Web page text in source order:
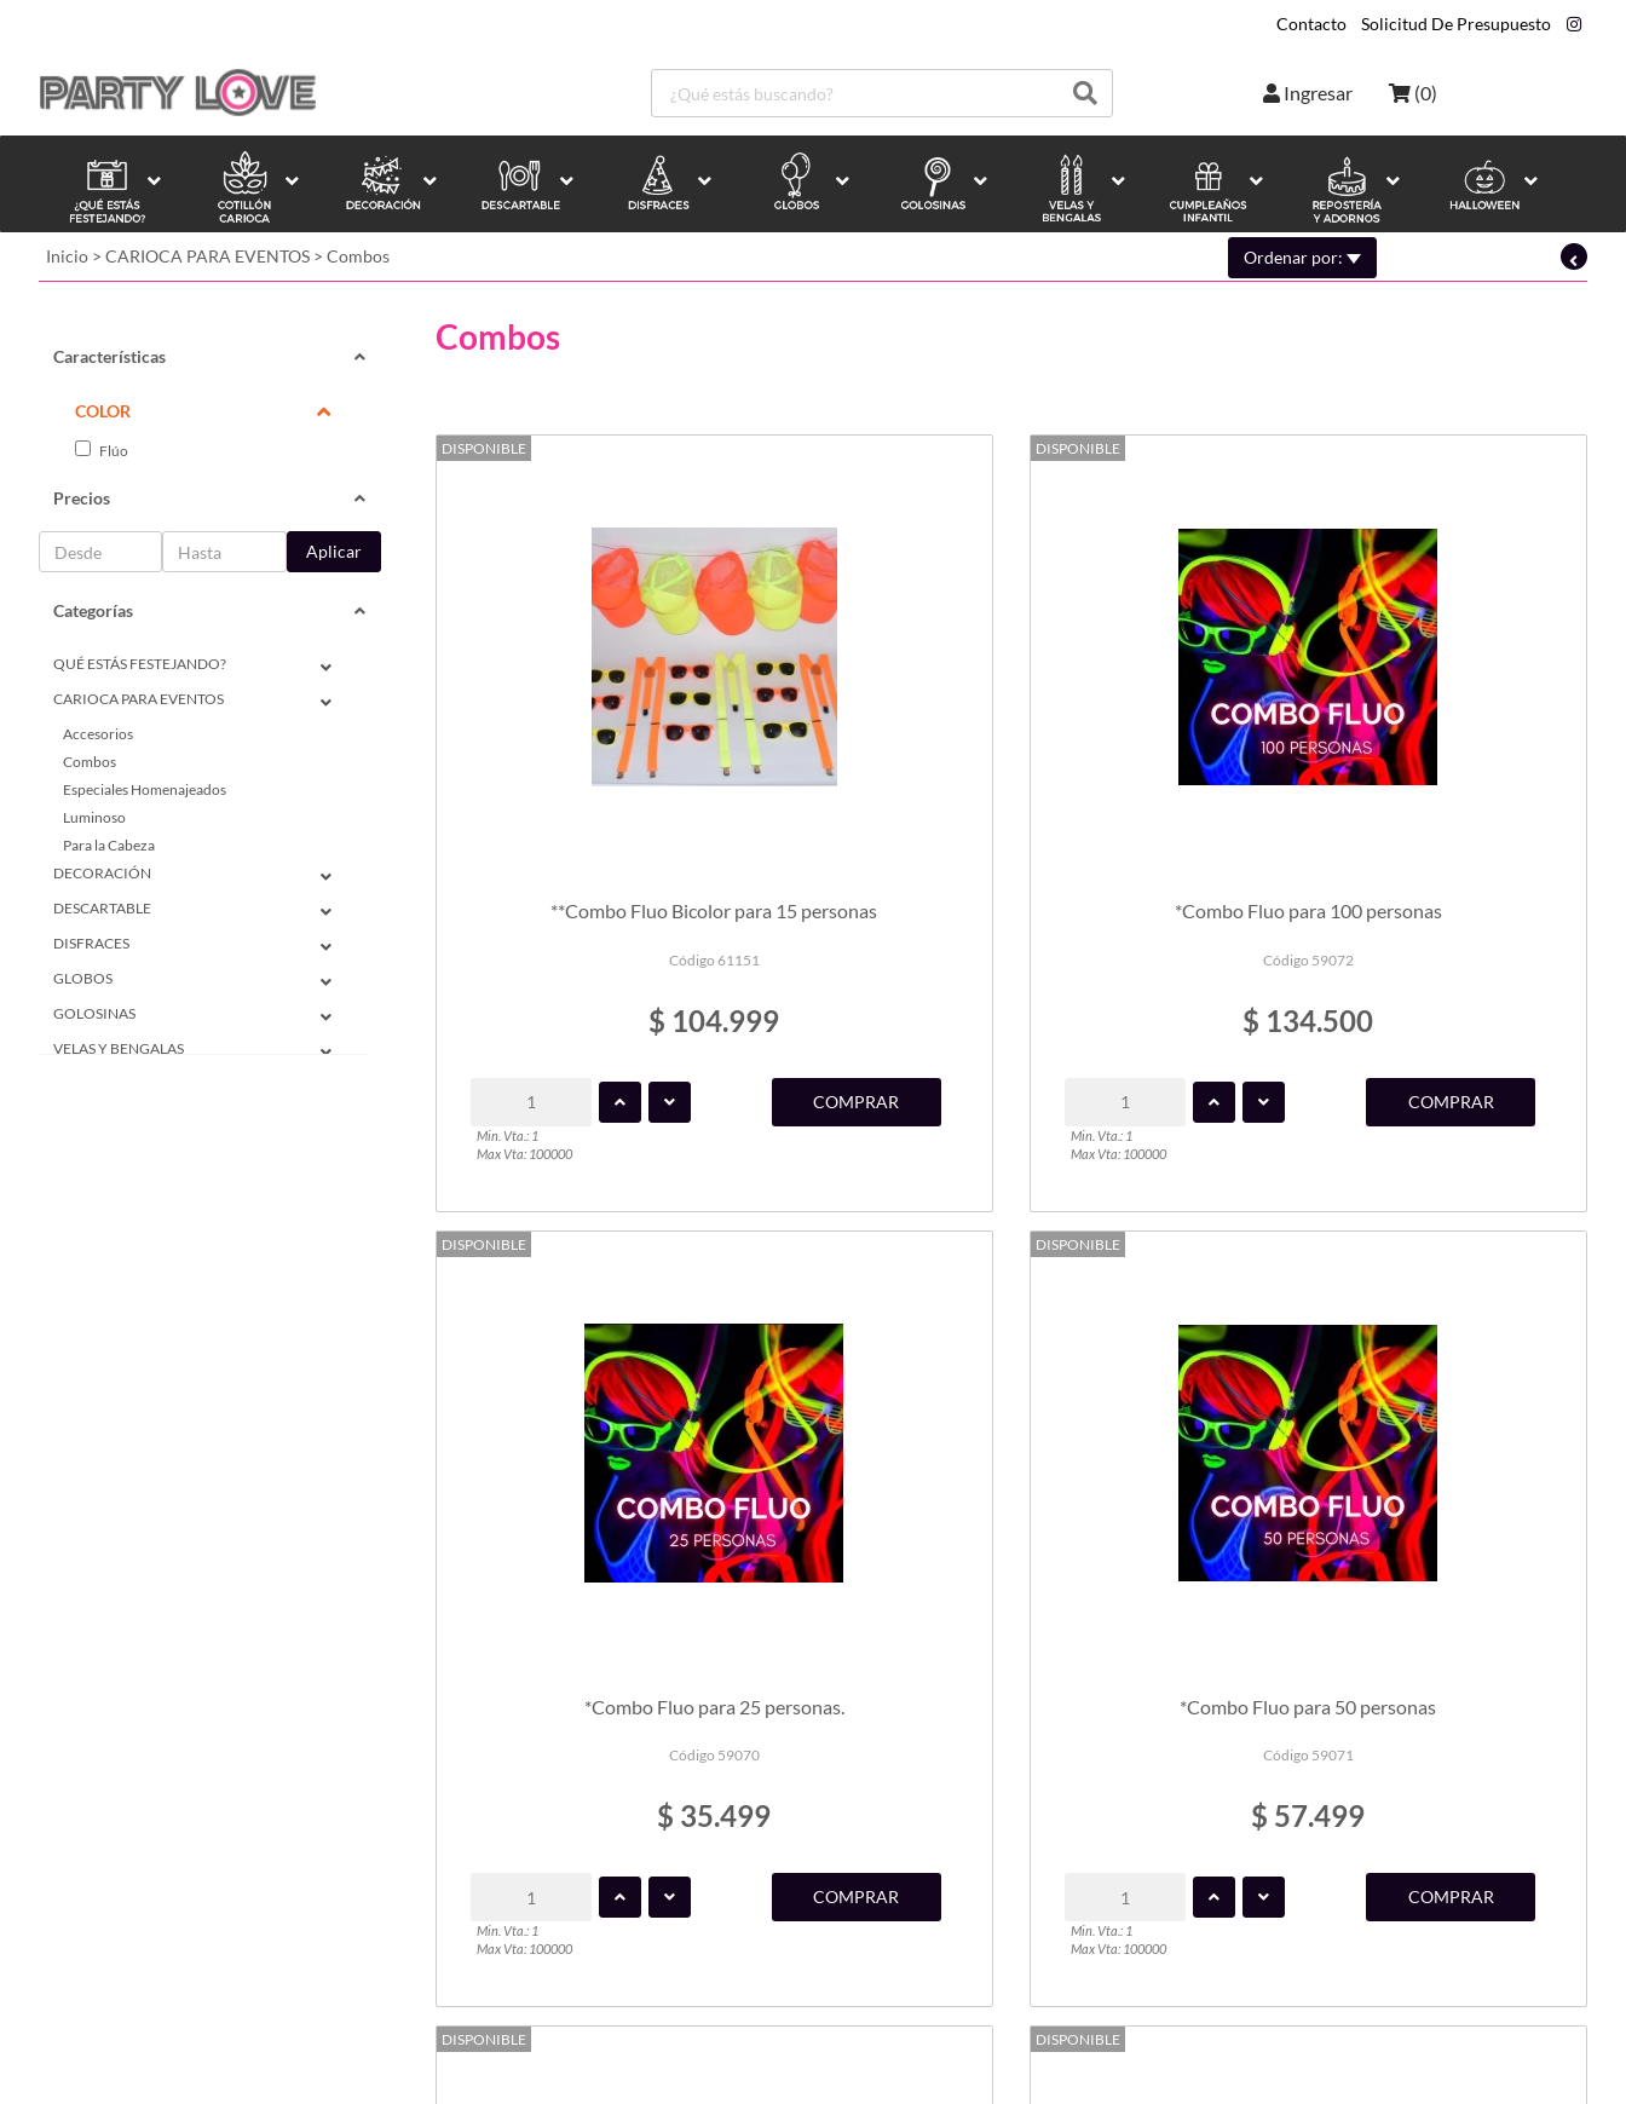
Contacto Solicitud De Presupuesto
Ingresar (0)
Inicio > CARIOCA PARA EVENTOS > Combos Ordenar por:
Características
COLOR
Flúo
Precios
Aplicar
Categorías
QUÉ ESTÁS FESTEJANDO?
CARIOCA PARA EVENTOS
Accesorios
Combos
Especiales Homenajeados
Luminoso
Para la Cabeza
DECORACIÓN
DESCARTABLE
DISFRACES
GLOBOS
GOLOSINAS
VELAS Y BENGALAS
Combos
DISPONIBLE
**Combo Fluo Bicolor para 15 personas
Código 61151
$ 104.999
Min. Vta.: 1
Max Vta: 100000
COMPRAR
DISPONIBLE
*Combo Fluo para 100 personas
Código 59072
$ 134.500
Min. Vta.: 1
Max Vta: 100000
COMPRAR
DISPONIBLE
*Combo Fluo para 25 personas.
Código 59070
$ 35.499
Min. Vta.: 1
Max Vta: 100000
COMPRAR
DISPONIBLE
*Combo Fluo para 50 personas
Código 59071
$ 57.499
Min. Vta.: 1
Max Vta: 100000
COMPRAR
DISPONIBLE DISPONIBLE